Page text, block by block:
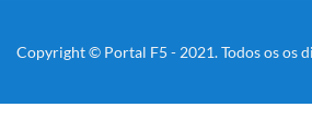
Copyright © Portal F5 - 2021. Todos os os